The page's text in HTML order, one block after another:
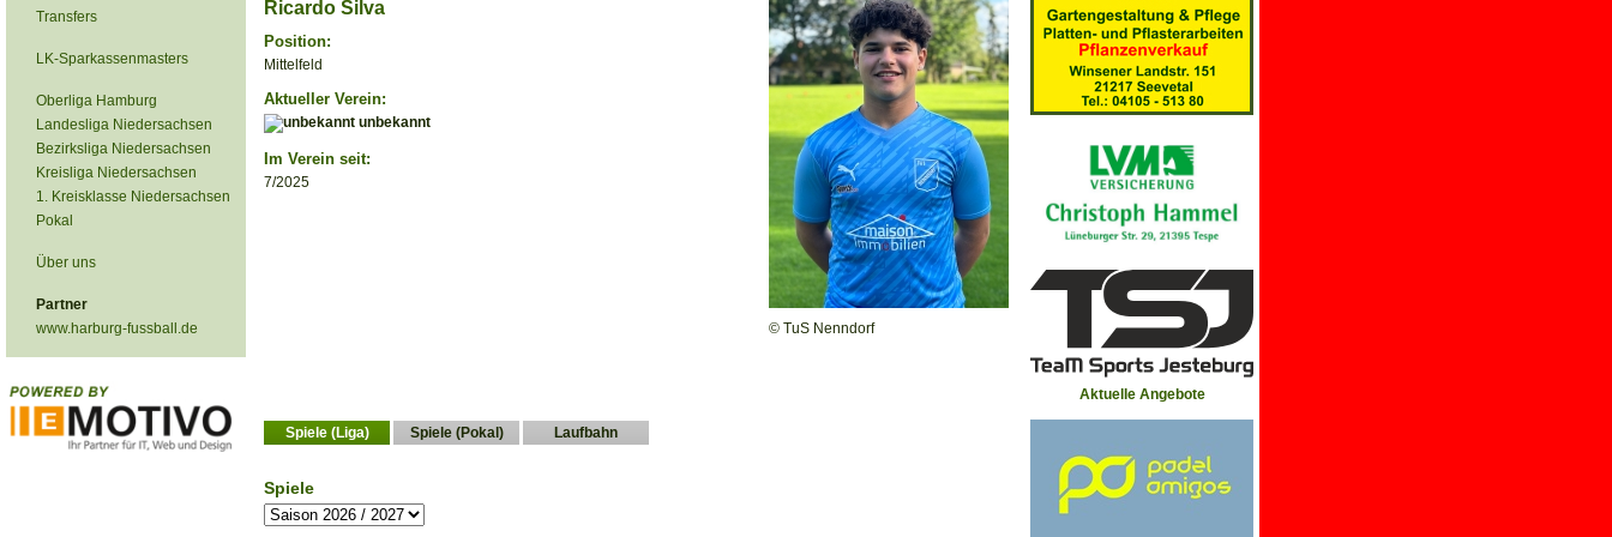
Transfers
LK-Sparkassenmasters
Oberliga Hamburg
Landesliga Niedersachsen
Bezirksliga Niedersachsen
Kreisliga Niedersachsen
1. Kreisklasse Niedersachsen
Pokal
Über uns
Partner
www.harburg-fussball.de
© TuS Nenndorf
Ricardo Silva
Position:
Mittelfeld
Aktueller Verein:
unbekannt
Im Verein seit:
7/2025
Spiele (Liga) Spiele (Pokal) Laufbahn
Spiele
Aktuelle Angebote